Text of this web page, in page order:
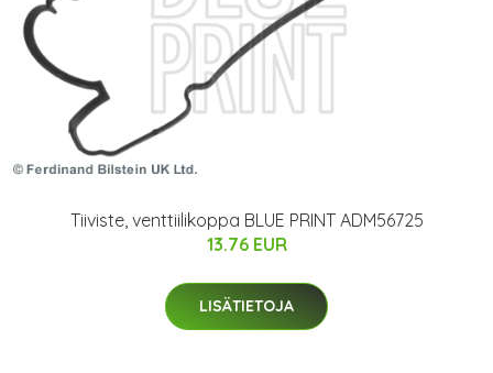
Tiiviste, venttiilikoppa BLUE PRINT ADM56725
13.76 EUR
LISÄTIETOJA